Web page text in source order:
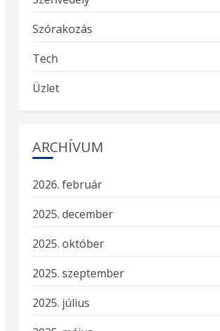
Szórakozás
Tech
Üzlet
ARCHÍVUM
2026. február
2025. december
2025. október
2025. szeptember
2025. július